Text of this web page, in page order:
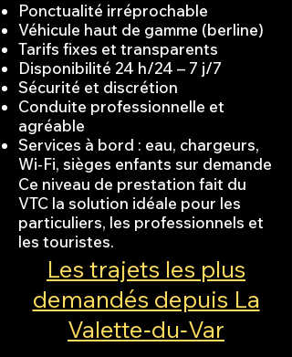
Ponctualité irréprochable
Véhicule haut de gamme (berline)
Tarifs fixes et transparents
Disponibilité 24 h/24 – 7 j/7
Sécurité et discrétion
Conduite professionnelle et
agréable
Services à bord : eau, chargeurs,
Wi‑Fi, sièges enfants sur demande
Ce niveau de prestation fait du
VTC la solution idéale pour les
particuliers, les professionnels et
les touristes.
Les trajets les plus
demandés depuis La
Valette‑du‑Var